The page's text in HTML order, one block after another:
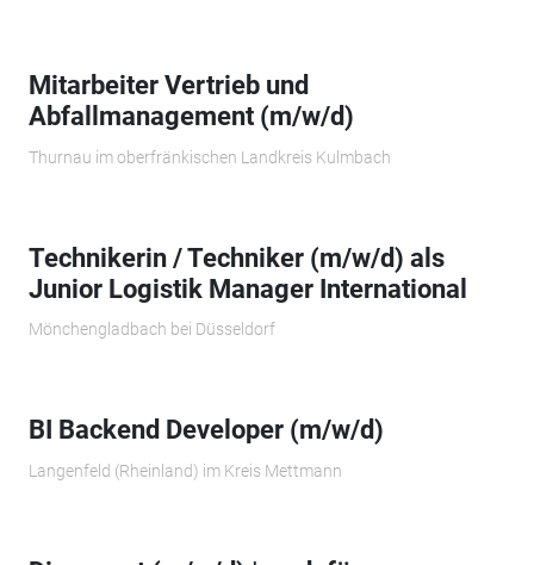
Mitarbeiter Vertrieb und
Abfallmanagement (m/w/d)
Thurnau im oberfränkischen Landkreis Kulmbach
Technikerin / Techniker (m/w/d) als
Junior Logistik Manager International
Mönchengladbach bei Düsseldorf
BI Backend Developer (m/w/d)
Langenfeld (Rheinland) im Kreis Mettmann